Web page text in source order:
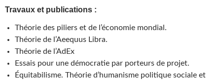
Travaux et publications :
Théorie des piliers et de l’économie mondial.
Théorie de l’Aeequus Libra.
Théorie de l’AdEx
Essais pour une démocratie par porteurs de projet.
Équitabilisme. Théorie d’humanisme politique sociale et